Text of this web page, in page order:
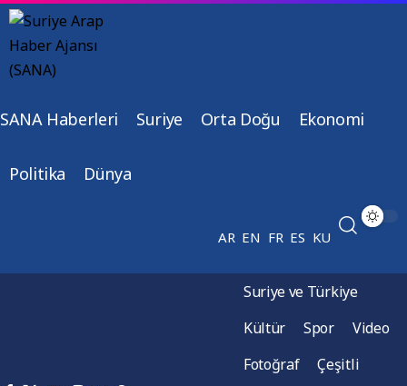
SANA Haberleri Suriye Orta Doğu Ekonomi
Politika Dünya
AR EN FR ES KU
Suriye ve Türkiye
Kültür
Spor
Video
Fotoğraf
Çeşitli